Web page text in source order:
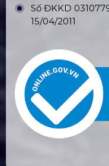
Số ĐKKD
15/04/2011